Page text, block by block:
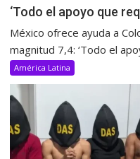
‘Todo el apoyo que
México ofrece ayuda a
magnitud 7,4: ‘Todo el
América Latina